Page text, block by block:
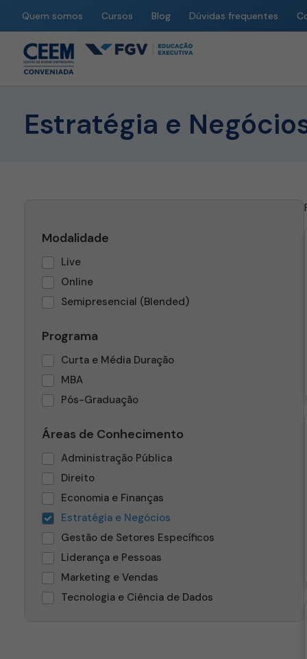
Quem somos Cursos Blog Dúvidas frequentes
Estratégia e
Modalidade
Live
Online
Semipresencial (Blended)
Programa
Curta e Média Duração
MBA
Pós-Graduação
Áreas de Conhecimento
Administração Pública
Direito
Economia e Finanças
Estratégia e Negócios
Gestão de Setores Específicos
Liderança e Pessoas
Marketing e Vendas
Tecnologia e Ciência de Dados